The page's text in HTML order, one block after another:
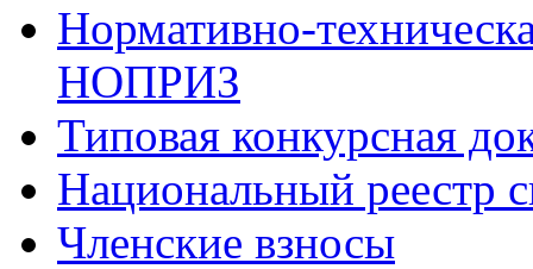
Нормативно-
НОПРИЗ
Типовая конкурсная
Национальный реестр
Членские взносы